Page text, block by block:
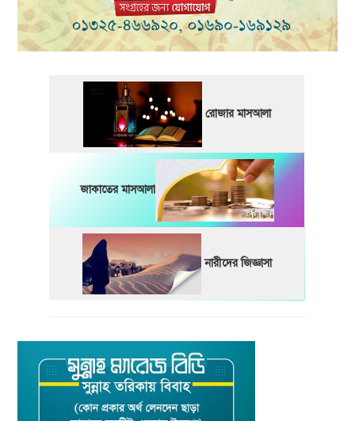
রোজার মাসআলা
জাকাতের মাসআলা
নারীদের জিজ্ঞাসা